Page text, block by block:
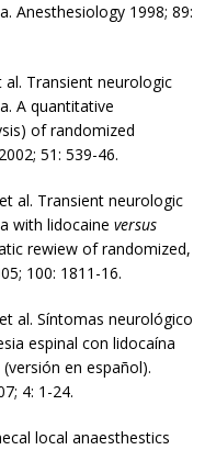
Anesthesiology 1998; 89:
al. Transient neurologic
A quantitative
of randomized
51: 539-46.
al. Transient neurologic
with lidocaine versus
rewiew of randomized,
100: 1811-16.
al. Síntomas neurológico
espinal con lidocaína
en español).
4: 1-24.
local anaesthestics